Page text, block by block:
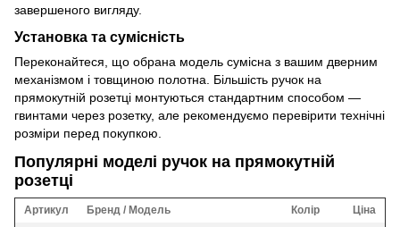
завершеного вигляду.
Установка та сумісність
Переконайтеся, що обрана модель сумісна з вашим дверним
механізмом і товщиною полотна. Більшість ручок на
прямокутній розетці монтуються стандартним способом —
гвинтами через розетку, але рекомендуємо перевірити технічні
розміри перед покупкою.
Популярні моделі ручок на прямокутній
розетці
Артикул Бренд / Модель Колір Ціна